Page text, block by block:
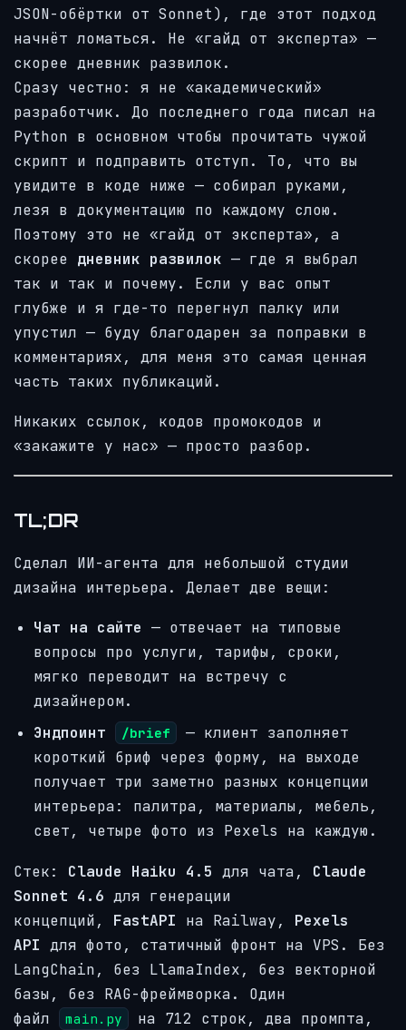
JSON-обёртки от Sonnet), где этот подход
начнёт ломаться. Не «гайд от эксперта» —
скорее дневник развилок.
Сразу честно: я не «академический»
разработчик. До последнего года писал на
Python в основном чтобы прочитать чужой
скрипт и подправить отступ. То, что вы
увидите в коде ниже — собирал руками,
лезя в документацию по каждому слою.
Поэтому это не «гайд от эксперта», а
скорее дневник развилок — где я выбрал
так и так и почему. Если у вас опыт
глубже и я где-то перегнул палку или
упустил — буду благодарен за поправки в
комментариях, для меня это самая ценная
часть таких публикаций.
Никаких ссылок, кодов промокодов и
«закажите у нас» — просто разбор.
TL;DR
Сделал ИИ-агента для небольшой студии
дизайна интерьера. Делает две вещи:
Чат на сайте — отвечает на типовые
вопросы про услуги, тарифы, сроки,
мягко переводит на встречу с
дизайнером.
Эндпоинт
/brief
— клиент заполняет
короткий бриф через форму, на выходе
получает три заметно разных концепции
интерьера: палитра, материалы, мебель,
свет, четыре фото из Pexels на каждую.
Стек: Claude Haiku 4.5 для чата, Claude
Sonnet 4.6 для генерации
концепций, FastAPI на Railway, Pexels
API для фото, статичный фронт на VPS. Без
LangChain, без LlamaIndex, без векторной
базы, без RAG-фреймворка. Один
файл
main.py
на 712 строк, два промпта,